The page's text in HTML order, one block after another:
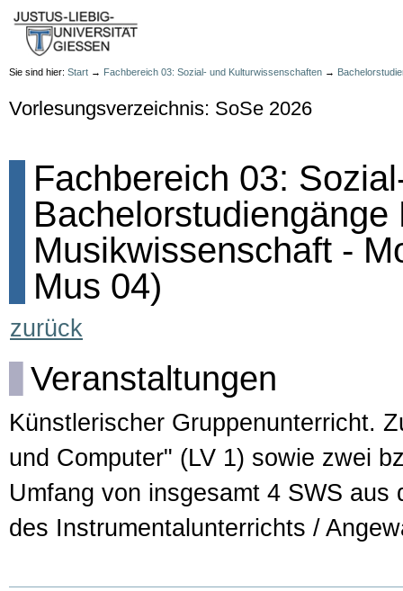
Sie sind hier: Start → Fachbereich 03: Sozial- und Kulturwissenschaften →
Vorlesungsverzeichnis: SoSe 2026
Fachbereich 03:
Musikwissenschaft -
Mus 04)
zurück
Veranstaltungen
Künstlerischer Gruppenunterricht.
und Computer" (LV 1) sowie zwei
Umfang von insgesamt 4 SWS
des Instrumentalunterrichts /